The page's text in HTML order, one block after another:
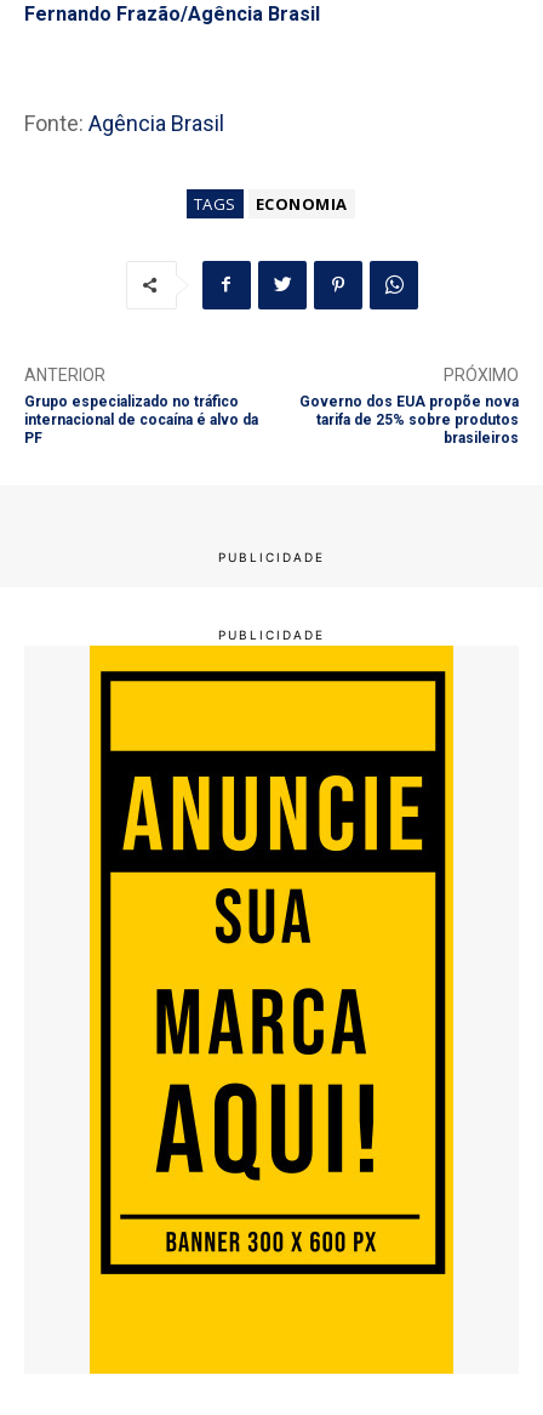
Fernando Frazão/Agência Brasil
Fonte: Agência Brasil
TAGS ECONOMIA
ANTERIOR
Grupo especializado no tráfico
internacional de cocaína é alvo da
PF
PRÓXIMO
Governo dos EUA propõe nova
tarifa de 25% sobre produtos
brasileiros